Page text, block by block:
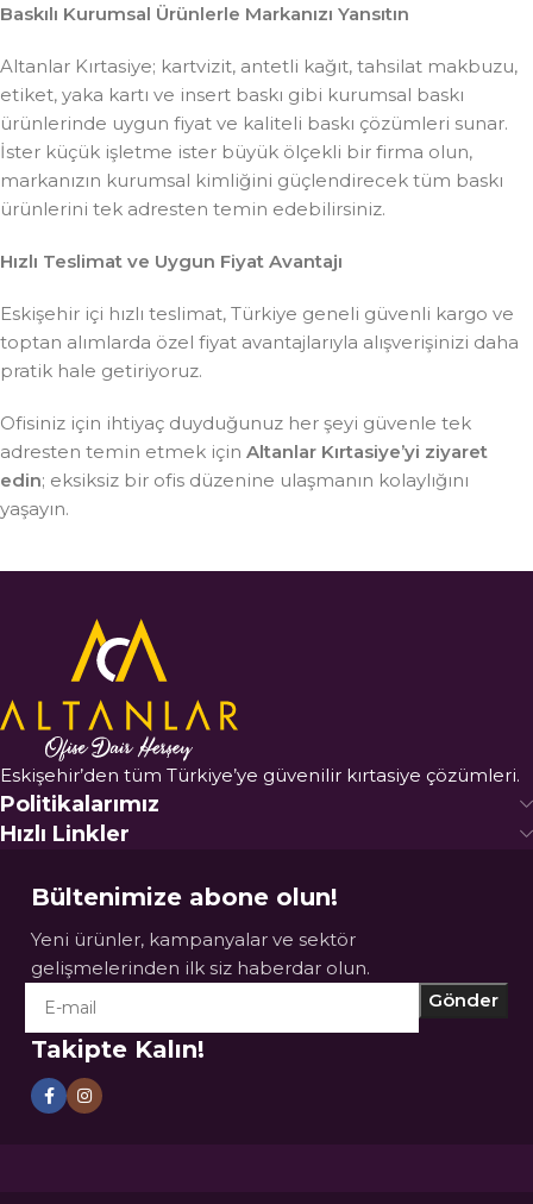
Baskılı Kurumsal Ürünlerle Markanızı Yansıtın
Altanlar Kırtasiye; kartvizit, antetli kağıt, tahsilat makbuzu,
etiket, yaka kartı ve insert baskı gibi kurumsal baskı
ürünlerinde uygun fiyat ve kaliteli baskı çözümleri sunar.
İster küçük işletme ister büyük ölçekli bir firma olun,
markanızın kurumsal kimliğini güçlendirecek tüm baskı
ürünlerini tek adresten temin edebilirsiniz.
Hızlı Teslimat ve Uygun Fiyat Avantajı
Eskişehir içi hızlı teslimat, Türkiye geneli güvenli kargo ve
toptan alımlarda özel fiyat avantajlarıyla alışverişinizi daha
pratik hale getiriyoruz.
Ofisiniz için ihtiyaç duyduğunuz her şeyi güvenle tek
adresten temin etmek için Altanlar Kırtasiye’yi ziyaret
edin; eksiksiz bir ofis düzenine ulaşmanın kolaylığını
yaşayın.
Eskişehir’den tüm Türkiye’ye güvenilir kırtasiye çözümleri.
Politikalarımız
Hızlı Linkler
Bültenimize abone olun!
Yeni ürünler, kampanyalar ve sektör
gelişmelerinden ilk siz haberdar olun.
Takipte Kalın!